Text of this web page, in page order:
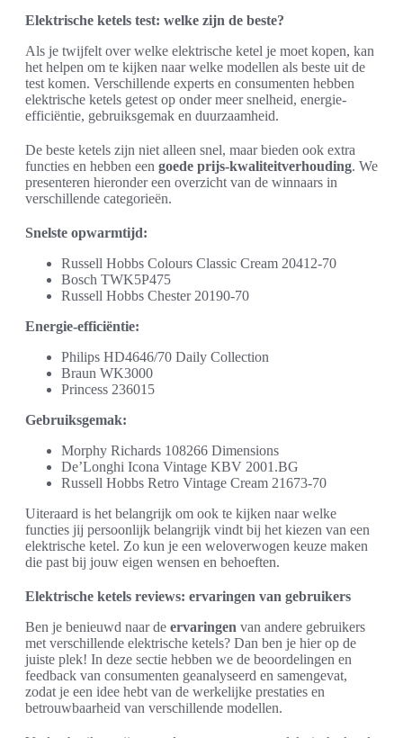
Elektrische ketels test: welke zijn de beste?
Als je twijfelt over welke elektrische ketel je moet kopen, kan
het helpen om te kijken naar welke modellen als beste uit de
test komen. Verschillende experts en consumenten hebben
elektrische ketels getest op onder meer snelheid, energie-
efficiëntie, gebruiksgemak en duurzaamheid.
De beste ketels zijn niet alleen snel, maar bieden ook extra
functies en hebben een goede prijs-kwaliteitverhouding. We
presenteren hieronder een overzicht van de winnaars in
verschillende categorieën.
Snelste opwarmtijd:
Russell Hobbs Colours Classic Cream 20412-70
Bosch TWK5P475
Russell Hobbs Chester 20190-70
Energie-efficiëntie:
Philips HD4646/70 Daily Collection
Braun WK3000
Princess 236015
Gebruiksgemak:
Morphy Richards 108266 Dimensions
De’Longhi Icona Vintage KBV 2001.BG
Russell Hobbs Retro Vintage Cream 21673-70
Uiteraard is het belangrijk om ook te kijken naar welke
functies jij persoonlijk belangrijk vindt bij het kiezen van een
elektrische ketel. Zo kun je een weloverwogen keuze maken
die past bij jouw eigen wensen en behoeften.
Elektrische ketels reviews: ervaringen van gebruikers
Ben je benieuwd naar de ervaringen van andere gebruikers
met verschillende elektrische ketels? Dan ben je hier op de
juiste plek! In deze sectie hebben we de beoordelingen en
feedback van consumenten geanalyseerd en samengevat,
zodat je een idee hebt van de werkelijke prestaties en
betrouwbaarheid van verschillende modellen.